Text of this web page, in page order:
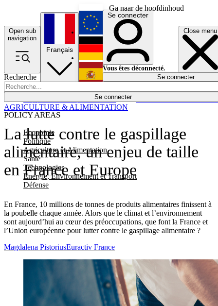
Ga naar de hoofdinhoud
Open sub
navigation
Close menu
Recherche
Se connecter
POLICY AREAS
Economie
Politique
Agriculture et Alimentation
Santé
Technologies
Energie, Environnement et Transport
Défense
Économie
Français
English
Deutsch
Español
Se connecter
Vous êtes déconnecté.
Se connecter
La lutte contre le gaspillage
alimentaire, un enjeu de taille
en France et Europe
En France, 10 millions de tonnes de produits alimentaires finissent à
la poubelle chaque année. Alors que le climat et l’environnement
sont aujourd’hui au cœur des préoccupations, que font la France et
l’Union européenne pour lutter contre le gaspillage alimentaire ?
AGRICULTURE & ALIMENTATION
Magdalena PistoriusEuractiv France